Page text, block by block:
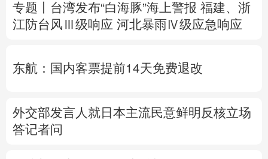
专题丨 台湾发布“白海豚”海上警报 福建、 浙
江防台风Ⅲ级响应 河北暴雨Ⅳ级应急响应
东航：国内客票提前14天免费退改
外交部发言人就日本主流民意鲜明反核立场
答记者问